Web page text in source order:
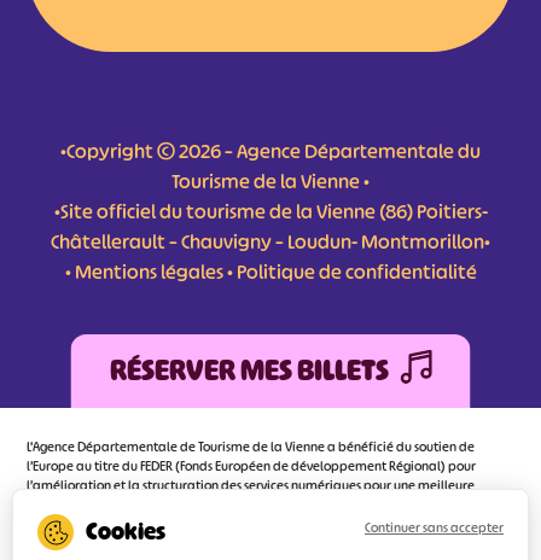
•Copyright © 2026 – Agence Départementale du
Tourisme de la Vienne •
•Site officiel du tourisme de la Vienne (86) Poitiers-
Châtellerault – Chauvigny – Loudun- Montmorillon•
•Mentions légales•Politique de confidentialité
RÉSERVER MES BILLETS
L'Agence Départementale de Tourisme de la Vienne a bénéficié du soutien de
l’Europe au titre du FEDER (Fonds Européen de développement Régional) pour
l’amélioration et la structuration des services numériques pour une meilleure
d’orienter au mieux le visiteur.
Continuer sans accepter